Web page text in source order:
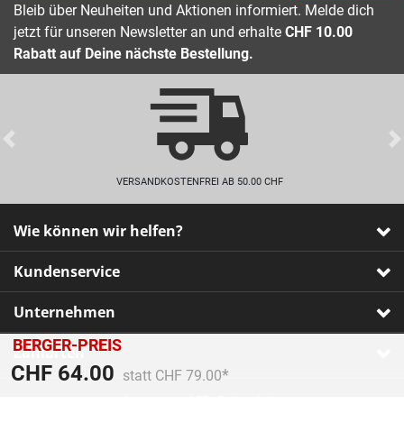
BERGER-PREIS
CHF 64.00 Preis reduziert von
statt CHF 79.00
An
Bleib über Neuheiten und Aktionen informiert. Melde dich
jetzt für unseren Newsletter an und erhalte CHF 10.00
Rabatt auf Deine nächste Bestellung.
VERSANDKOSTENFREI AB 50.00 CHF
Previous
Wie können wir helfen?
Kundenservice
Unternehmen
Zahlarten